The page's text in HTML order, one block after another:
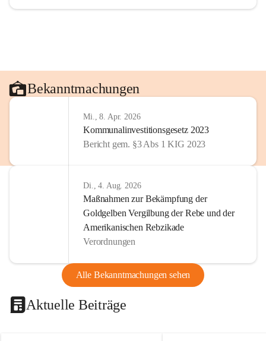
Bekanntmachungen
Mi., 8. Apr. 2026
Kommunalinvestitionsgesetz 2023
Bericht gem. §3 Abs 1 KIG 2023
Di., 4. Aug. 2026
Maßnahmen zur Bekämpfung der
Goldgelben Vergilbung der Rebe und der
Amerikanischen Rebzikade
Verordnungen
Alle Bekanntmachungen sehen
Aktuelle Beiträge